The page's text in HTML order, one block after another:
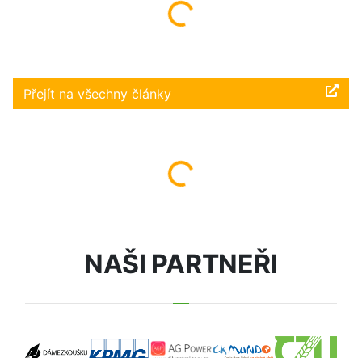
Načítám...
Přejít na všechny články
Načítám...
NAŠI PARTNEŘI